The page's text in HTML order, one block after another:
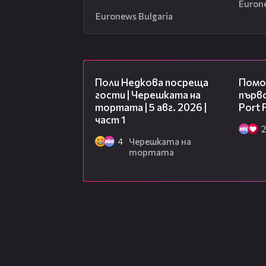
Euronews Bulgaria
Поли Недкова посреща
гости | Черешката на
тортата | 5 авг. 2026 |
част 1
4
Черешката на
тортата
Port
2